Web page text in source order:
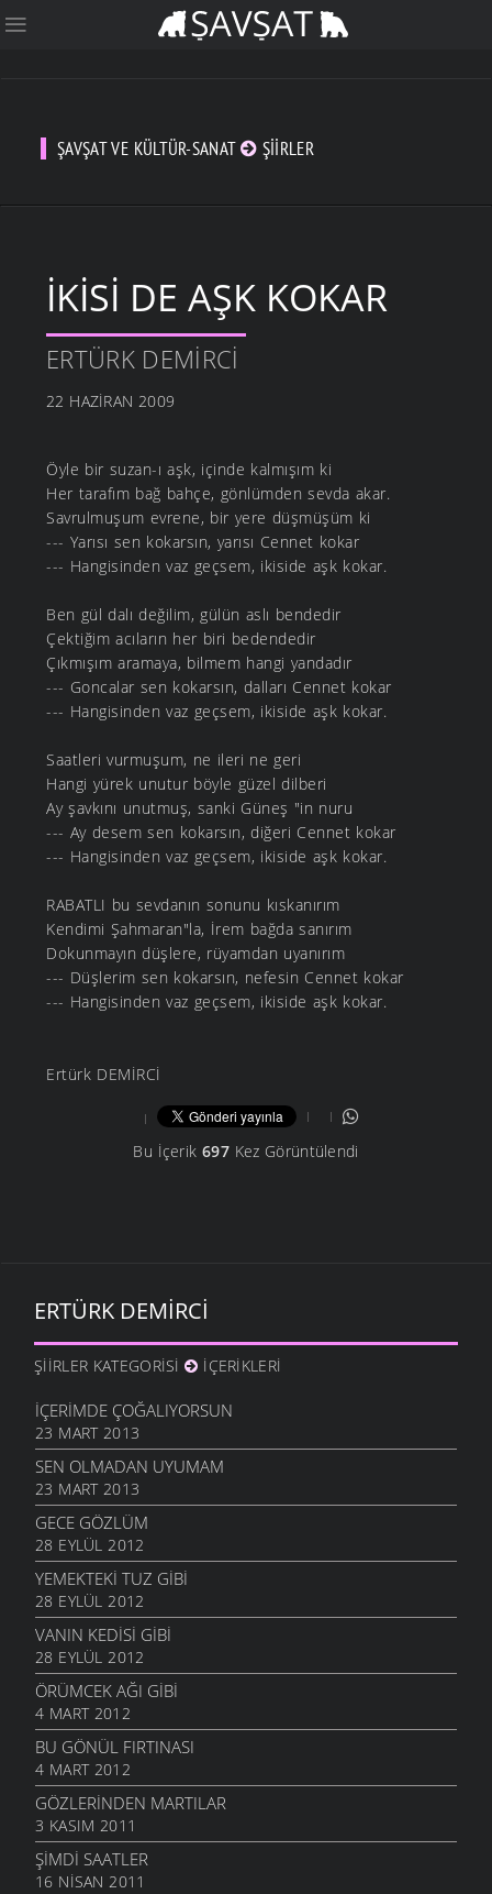
ŞAVŞAT VE KÜLTÜR-SANAT ŞIIRLER
İKISI DE AŞK KOKAR
ERTÜRK DEMIRCI
22 HAZIRAN 2009
Öyle bir suzan-ı aşk, içinde kalmışım ki
Her tarafım bağ bahçe, gönlümden sevda akar.
Savrulmuşum evrene, bir yere düşmüşüm ki
--- Yarısı sen kokarsın, yarısı Cennet kokar
--- Hangisinden vaz geçsem, ikiside aşk kokar.
Ben gül dalı değilim, gülün aslı bendedir
Çektiğim acıların her biri bedendedir
Çıkmışım aramaya, bilmem hangi yandadır
--- Goncalar sen kokarsın, dalları Cennet kokar
--- Hangisinden vaz geçsem, ikiside aşk kokar.
Saatleri vurmuşum, ne ileri ne geri
Hangi yürek unutur böyle güzel dilberi
Ay şavkını unutmuş, sanki Güneş "in nuru
--- Ay desem sen kokarsın, diğeri Cennet kokar
--- Hangisinden vaz geçsem, ikiside aşk kokar.
RABATLI bu sevdanın sonunu kıskanırım
Kendimi Şahmaran"la, İrem bağda sanırım
Dokunmayın düşlere, rüyamdan uyanırım
--- Düşlerim sen kokarsın, nefesin Cennet kokar
--- Hangisinden vaz geçsem, ikiside aşk kokar.
Ertürk DEMİRCİ
Bu İçerik 697Kez Görüntülendi
ERTÜRK DEMIRCI
ŞIIRLER KATEGORISI İÇERIKLERI
İÇERIMDE ÇOĞALIYORSUN
23 MART 2013
SEN OLMADAN UYUMAM
23 MART 2013
GECE GÖZLÜM
28 EYLÜL 2012
YEMEKTEKI TUZ GIBI
28 EYLÜL 2012
VANIN KEDISI GIBI
28 EYLÜL 2012
ÖRÜMCEK AĞI GIBI
4 MART 2012
BU GÖNÜL FIRTINASI
4 MART 2012
GÖZLERINDEN MARTILAR
3 KASIM 2011
ŞIMDI SAATLER
16 NISAN 2011